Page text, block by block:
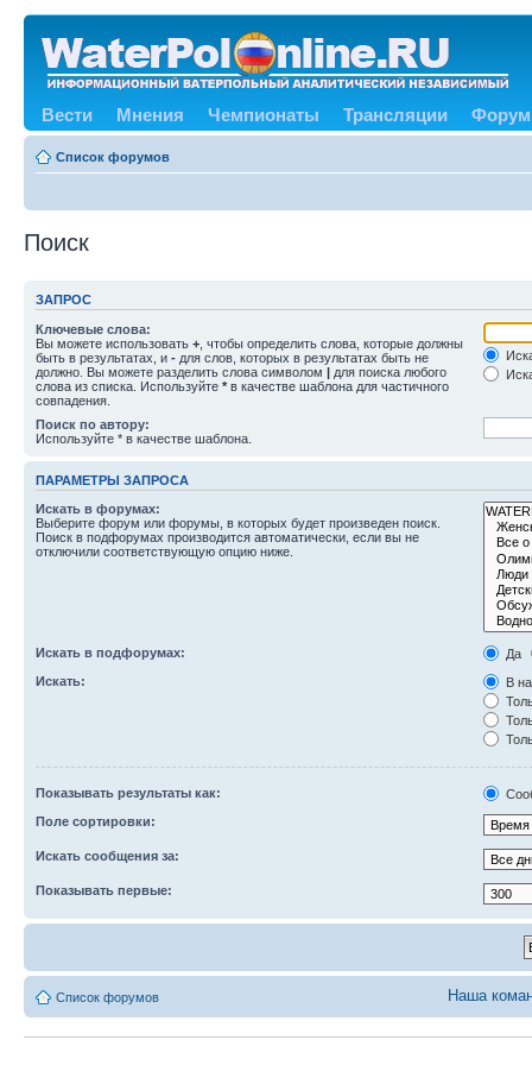
Вести Мнения Чемпионаты Трансляции Форум
Список форумов
Поиск
ЗАПРОС
Ключевые слова:
Вы можете использовать + , чтобы определить слова, которые должны
быть в результатах, и - для слов, которых в результатах быть не
должно. Вы можете разделить слова символом | для поиска любого
слова из списка. Используйте * в качестве шаблона для частичного
совпадения.
Поиск по автору:
Используйте * в качестве шаблона.
ПАРАМЕТРЫ ЗАПРОСА
Искать в форумах:
Выберите форум или форумы, в которых будет произведен поиск.
Поиск в подфорумах производится автоматически, если вы не
отключили соответствующую опцию ниже.
Искать в подфорумах:
Да
Искать:
В
Показывать результаты как:
Поле сортировки:
Искать сообщения за:
Показывать первые:
Список форумов Наша